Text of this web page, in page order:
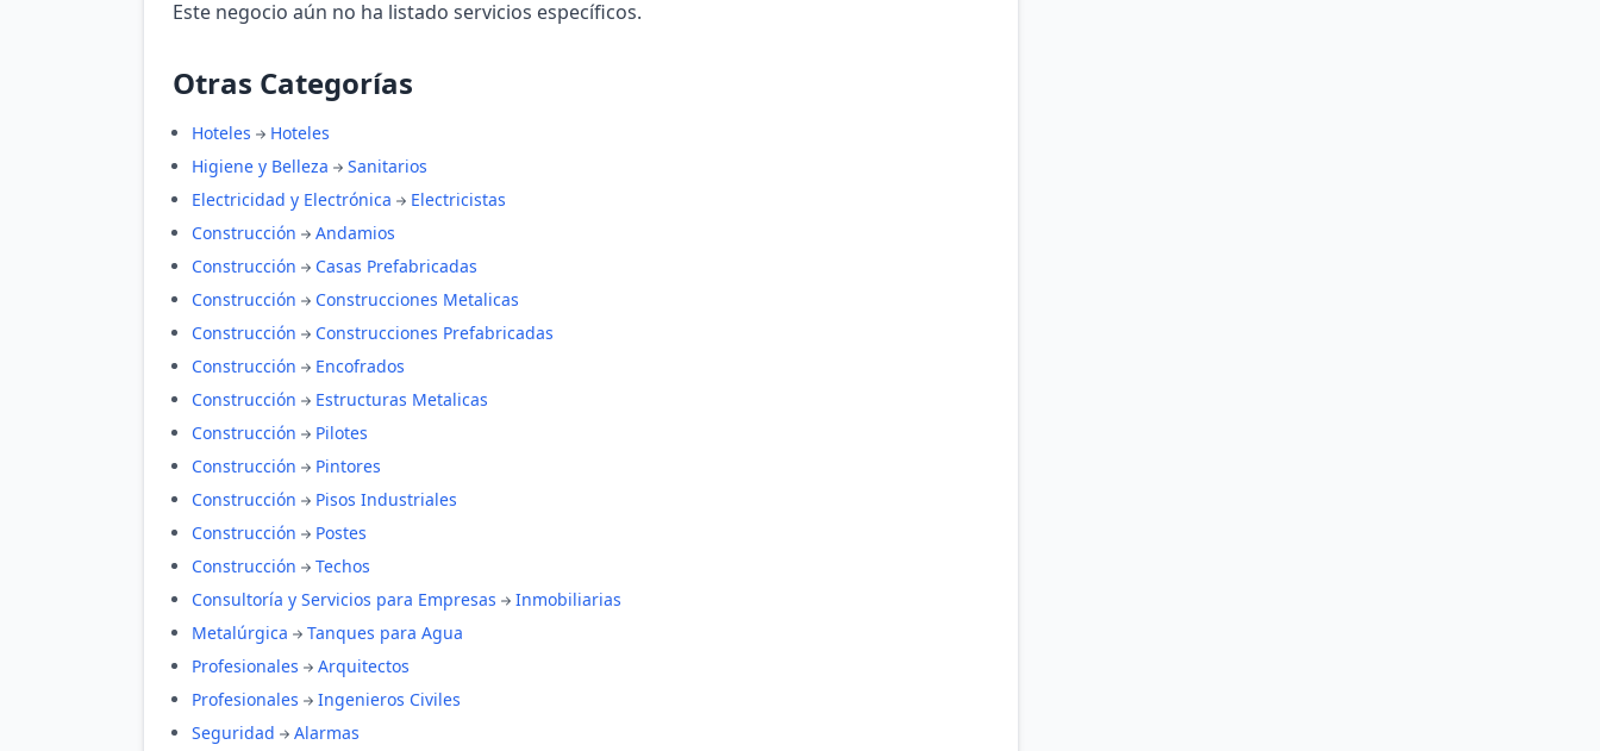
Este negocio aún no ha listado servicios específicos.
Otras Categorías
Hoteles
Hoteles
Higiene y Belleza
Sanitarios
Electricidad y Electrónica
Electricistas
Construcción
Andamios
Construcción
Casas Prefabricadas
Construcción
Construcciones Metalicas
Construcción
Construcciones Prefabricadas
Construcción
Encofrados
Construcción
Estructuras Metalicas
Construcción
Pilotes
Construcción
Pintores
Construcción
Pisos Industriales
Construcción
Postes
Construcción
Techos
Consultoría y Servicios para Empresas
Inmobiliarias
Metalúrgica
Tanques para Agua
Profesionales
Arquitectos
Profesionales
Ingenieros Civiles
Seguridad
Alarmas